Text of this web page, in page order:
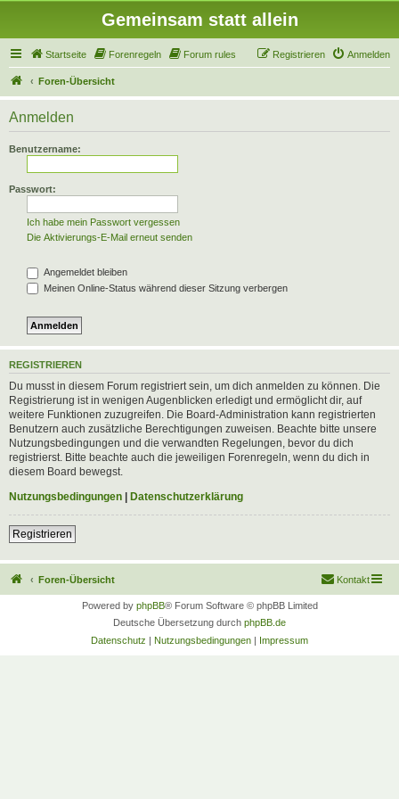
Gemeinsam statt allein
Startseite Forenregeln Forum rules Anmelden
Registrieren
Foren-Übersicht
Anmelden
Benutzername:
Passwort:
Ich habe mein Passwort vergessen
Die Aktivierungs-E-Mail erneut senden
Angemeldet bleiben
Meinen Online-Status während dieser Sitzung verbergen
REGISTRIEREN
Du musst in diesem Forum registriert sein, um dich anmelden zu können. Die
Registrierung ist in wenigen Augenblicken erledigt und ermöglicht dir, auf
weitere Funktionen zuzugreifen. Die Board-Administration kann registrierten
Benutzern auch zusätzliche Berechtigungen zuweisen. Beachte bitte unsere
Nutzungsbedingungen und die verwandten Regelungen, bevor du dich
registrierst. Bitte beachte auch die jeweiligen Forenregeln, wenn du dich in
diesem Board bewegst.
Nutzungsbedingungen | Datenschutzerklärung
Registrieren
Foren-Übersicht Kontakt
Powered by phpBB® Forum Software © phpBB Limited
Deutsche Übersetzung durch phpBB.de
Datenschutz | Nutzungsbedingungen | Impressum